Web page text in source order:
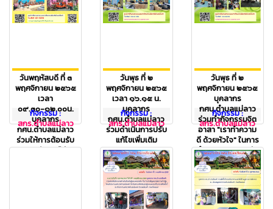
วันพฤหัสบดี ที่ ๓
พฤศจิกายน ๒๕๖๕
เวลา
๐๙.๓๐-๑๒.๐๐น.
บุคลากร
กศน.ตำบลแม่ลาว
ร่วมให้การต้อนรับ
นางคนึงนิตย์ วัน
กิจกรรม :
สกร.ตำบลแม่ลาว
วันพุธ ที่ ๒
พฤศจิกายน ๒๕๖๕
เวลา ๑๖.๑๕ น.
บุคลากร
กศน.ตำบลแม่ลาว
ร่วมดำเนินการปรับ
แก้ไขเพิ่มเติม
รายงานการประเมิน
ตนเองของสถาน
ศึกษา(SAR) ปี
๒๕๖๕ ณ ห้อ...
( ผู้เข้าชม : 1,548
คน)
กิจกรรม :
สกร.ตำบลแม่ลาว
วันพุธ ที่ ๒
พฤศจิกายน ๒๕๖๕
บุคลากร
กศน.ตำบลแม่ลาว
ร่วมทำกิจกรรมจิต
อาสา "เราทำความ
ดี ด้วยหัวใจ" ในการ
ทำความสะอาด ปรับ
ภูมิทัศน์ ณ บริเวณ
ศูนย์ กศน.อำเภอ...
( ผู้เข้าชม : 1,548
คน)
กิจกรรม :
สกร.ตำบลแม่ลาว